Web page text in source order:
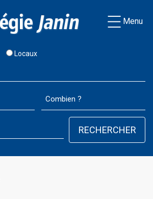
Menu
Locaux